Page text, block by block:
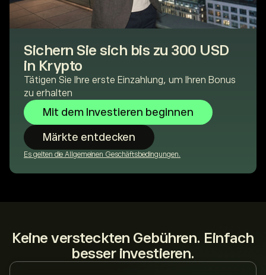
Sichern Sie sich bis zu 300 USD
in Krypto
Tätigen Sie Ihre erste Einzahlung, um Ihren Bonus
zu erhalten
Mit dem Investieren beginnen
Märkte entdecken
Es gelten die Allgemeinen Geschäftsbedingungen.
Keine versteckten Gebühren. Einfach
besser investieren.